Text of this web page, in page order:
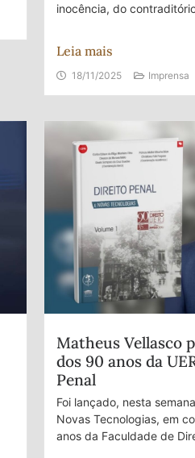
inocência, do
Leia mais
18/11/2025 Imprensa
Matheus Vellasco
dos 90 anos da
Penal
Foi lançado, nesta
Novas Tecnologias, em
anos da Faculdade de